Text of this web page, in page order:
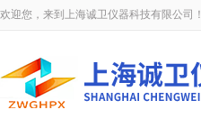
欢迎您，来到上海诚卫仪器科技有限公司！